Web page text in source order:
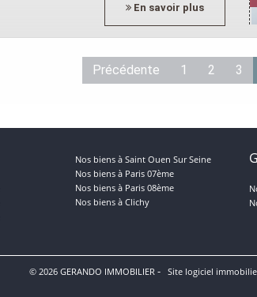
En savoir plus
Précédente 1 2 3
Nos biens à Saint Ouen Sur Seine
Nos biens à Paris 07ème
Nos biens à Paris 08ème
Nos biens à Clichy
© 2026 GERANDO IMMOBILIER Site logiciel